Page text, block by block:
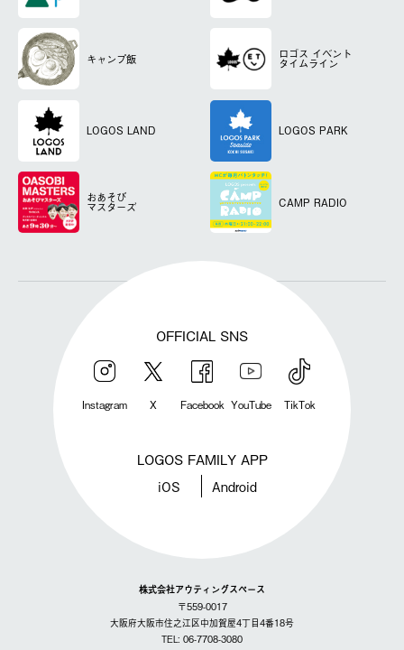
キャンプ飯 ロゴス イベント
タイムライン
LOGOS LAND LOGOS PARK
おあそび
マスターズ CAMP RADIO
OFFICIAL SNS
Instagram X Facebook YouTube TikTok
LOGOS FAMILY APP
iOS Android
株式会社アウティングスペース
〒559-0017
大阪府大阪市住之江区中加賀屋4丁目4番18号
TEL: 06-7708-3080